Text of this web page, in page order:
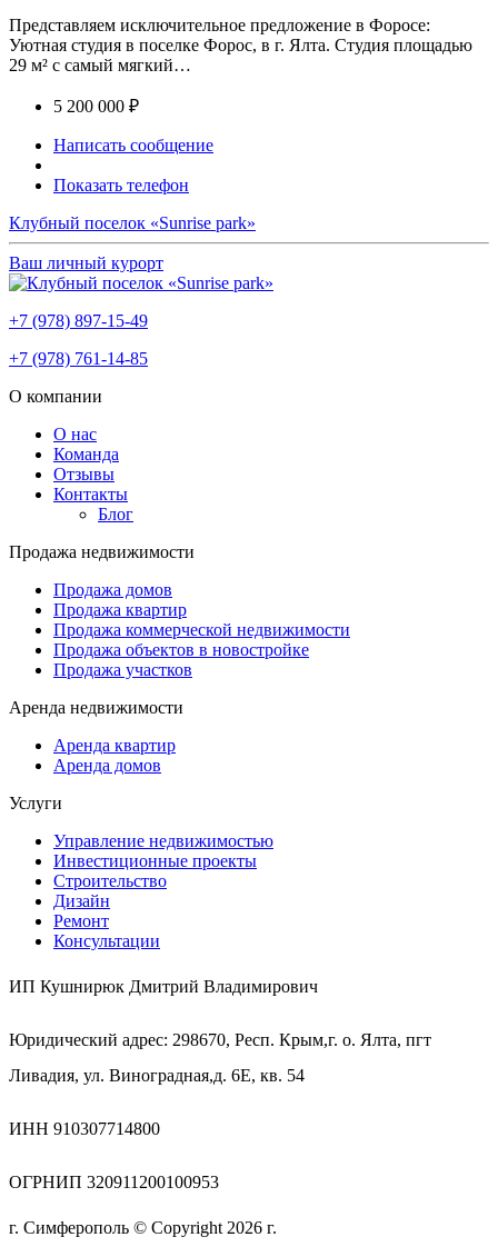
Представляем исключительное предложение в Форосе:
Уютная студия в поселке Форос, в г. Ялта. Студия площадью
29 м² с самый мягкий…
5 200 000 ₽
Написать сообщение
Показать телефон
Клубный поселок «Sunrise park»
Ваш личный курорт
+7 (978) 897-15-49
+7 (978) 761-14-85
О компании
О нас
Команда
Отзывы
Контакты
Блог
Продажа недвижимости
Продажа домов
Продажа квартир
Продажа коммерческой недвижимости
Продажа объектов в новостройке
Продажа участков
Аренда недвижимости
Аренда квартир
Аренда домов
Услуги
Управление недвижимостью
Инвестиционные проекты
Строительство
Дизайн
Ремонт
Консультации
ИП Кушнирюк Дмитрий Владимирович
Юридический адрес: 298670, Респ. Крым,г. о. Ялта, пгт
Ливадия, ул. Виноградная,д. 6Е, кв. 54
ИНН 910307714800
ОГРНИП 320911200100953
г. Симферополь © Copyright 2026 г.